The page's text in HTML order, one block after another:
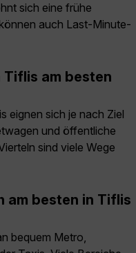
sich eine frühe
auch Last-Minute-
Tiflis am besten
eignen sich je nach Ziel
und öffentliche
sind viele Wege
am besten in Tiflis
bequem Metro,